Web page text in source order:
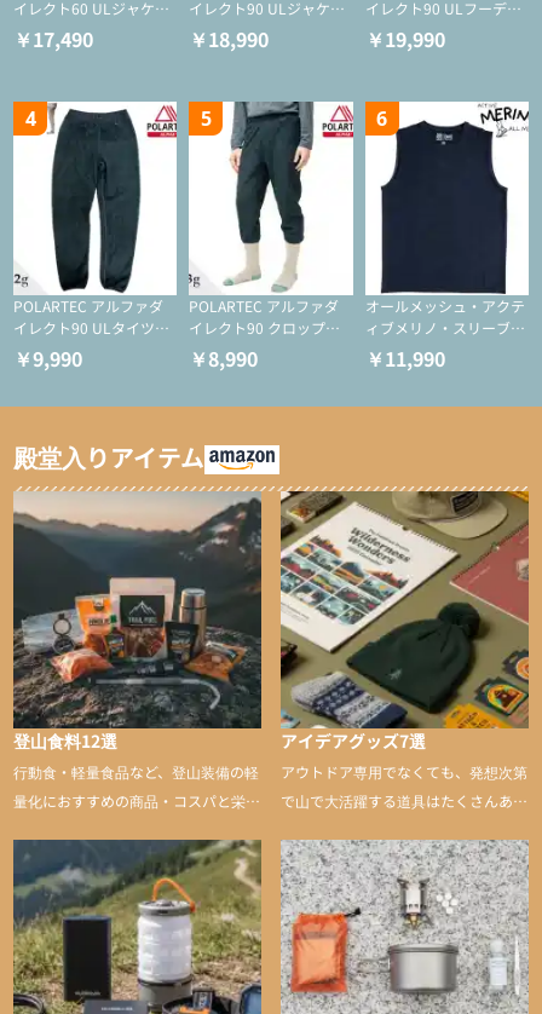
イレクト60 ULジャケッ
ト（登山/ミドルレイヤ
ー/化繊ジャケット）
￥17,490
イレクト90 ULジャケッ
ト（アクティブインサレ
ーション/ミドルレイヤ
￥18,990
イレクト90 ULフーディ
（アクティブインサレー
ション/ミドルレイヤー/
￥19,990
4
POLARTEC アルファダ
イレクト90 ULタイツ
（アクティブインサレー
ション/テント泊用パジ
￥9,990
5
POLARTEC アルファダ
イレクト90 クロップド
ULタイツ（アクティブ
インサレーション/テン
￥8,990
6
オールメッシュ・アクテ
ィブメリノ・スリーブレ
ス
￥11,990
殿堂入りアイテム
登山食料12選
行動食・軽量食品など、登山装備の軽
量化におすすめの商品・コスパと栄養
アイデアグッズ7選
アウトドア専用でなくても、発想次第
で山で大活躍する道具はたくさんあり
山に持ち込むと快適性や安心感をグッ
と引き上げてくれる――そんな意外性
のあるアイテムを紹介